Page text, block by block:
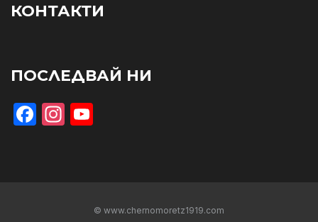
КОНТАКТИ
ПОСЛЕДВАЙ НИ
Facebook
Instagram
© www.chernomoretz1919.com